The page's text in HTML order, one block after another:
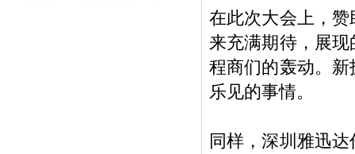
在此次大会上，
来充满期待，展
程商们的轰动。
乐见的事情。
同样，深圳雅迅